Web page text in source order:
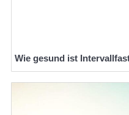
Wie gesund ist